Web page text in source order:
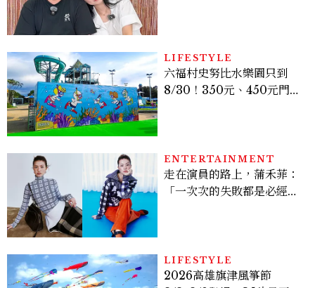
LIFESTYLE
六福村史努比水樂園只到
8/30！350元、450元門票
ENTERTAINMENT
走在演員的路上，蒲禾菲：
「一次次的失敗都是必經過
LIFESTYLE
2026高雄旗津風箏節